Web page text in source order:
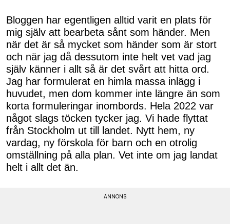
Bloggen har egentligen alltid varit en plats för
mig själv att bearbeta sånt som händer. Men
när det är så mycket som händer som är stort
och när jag då dessutom inte helt vet vad jag
själv känner i allt så är det svårt att hitta ord.
Jag har formulerat en himla massa inlägg i
huvudet, men dom kommer inte längre än som
korta formuleringar inombords. Hela 2022 var
något slags töcken tycker jag. Vi hade flyttat
från Stockholm ut till landet. Nytt hem, ny
vardag, ny förskola för barn och en otrolig
omställning på alla plan. Vet inte om jag landat
helt i allt det än.